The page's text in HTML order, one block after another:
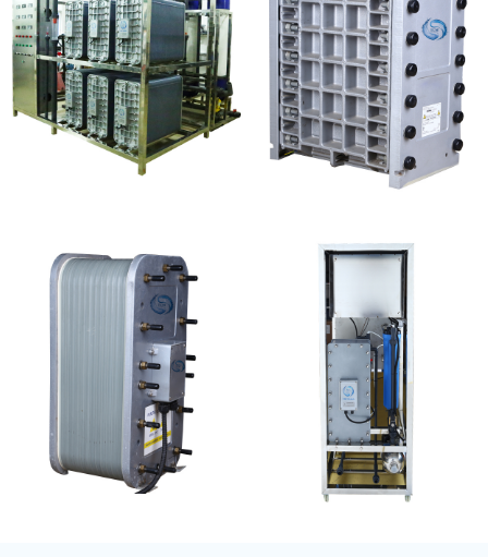
MK-TC100 EDI超纯水
处理设备
坎普尔EDI膜堆维修
EDI设备维修 GE EDI模块维修